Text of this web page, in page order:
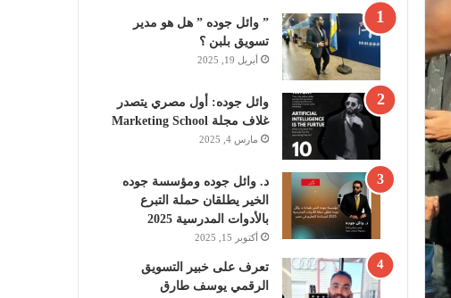
” وائل جوده ” هل هو مدير
تسويق بلبن ؟
أبريل 19, 2025
وائل جوده: أول مصري يتصدر
غلاف مجلة Marketing School
مارس 4, 2025
د. وائل جوده ومؤسسة جوده
الخير يطلقان حملة التبرع
بالأدوات المدرسية 2025
أكتوبر 15, 2025
تعرف على خبير التسويق
الرقمي يوسف طارق